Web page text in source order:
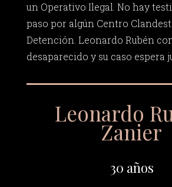
un Operativo Ilegal. No hay
paso por algún Centro
Detención. Leonardo Rubén
desaparecido y su caso espera
Leonardo
Zanier
30 años